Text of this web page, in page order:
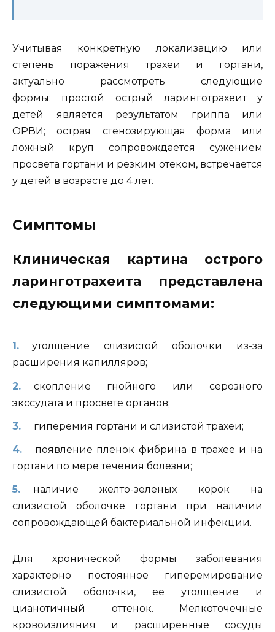
Учитывая конкретную локализацию или
степень поражения трахеи и гортани,
актуально рассмотреть следующие
формы: простой острый ларинготрахеит у
детей является результатом гриппа или
ОРВИ; острая стенозирующая форма или
ложный круп сопровождается сужением
просвета гортани и резким отеком, встречается
у детей в возрасте до 4 лет.
Симптомы
Клиническая картина острого
ларинготрахеита представлена
следующими симптомами:
утолщение слизистой оболочки из-за
расширения капилляров;
скопление гнойного или серозного
экссудата и просвете органов;
гиперемия гортани и слизистой трахеи;
появление пленок фибрина в трахее и на
гортани по мере течения болезни;
наличие желто-зеленых корок на
слизистой оболочке гортани при наличии
сопровождающей бактериальной инфекции.
Для хронической формы заболевания
характерно постоянное гиперемирование
слизистой оболочки, ее утолщение и
цианотичный оттенок. Мелкоточечные
кровоизлияния и расширенные сосуды